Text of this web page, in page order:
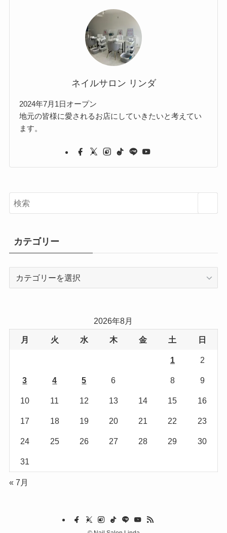
ネイルサロン リンダ
2024年7月1日オープン
地元の皆様に愛されるお店にしていきたいと考えてい
ます。
カテゴリー
2026年8月
月 火 水 木 金 土 日
1 2
3 4 5 6 8 9
10 11 12 13 14 15 16
17 18 19 20 21 22 23
24 25 26 27 28 29 30
31
« 7月